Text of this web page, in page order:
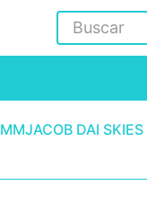
Buscar
MMJACOB DAI